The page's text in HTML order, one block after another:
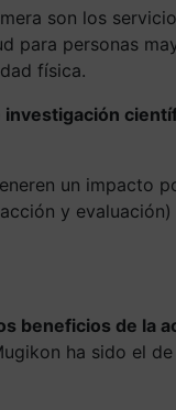
son los
para personas
física.
un impacto
y
beneficios de la
ha sido el